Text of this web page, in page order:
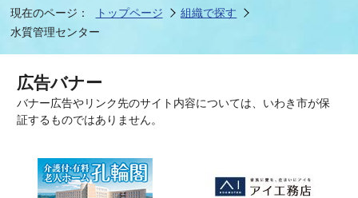
現在のページ： トップページ
組織で探す
水質管理センター
広告バナー
バナー広告やリンク先のサイト内容については、いわき市が保
証するものではありません。